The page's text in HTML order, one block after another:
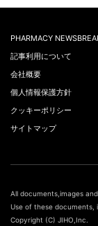
PHARMACY
記事利用について
会社概要
個人情報保護方針
クッキーポリシー
サイトマップ
All documents,images
Use of these documents,
Copyright (C) JIHO,Inc.